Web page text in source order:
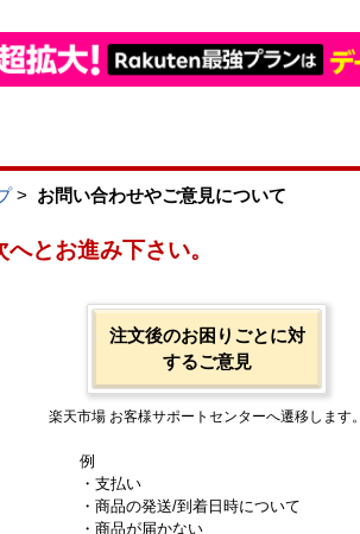
> お問い合わせやご意見について
とお進み下さい。
注文後のお困りごとに対
するご意見
楽天市場 お客様サポートセンターへ遷移します。
例
・支払い
・商品の発送/到着日時について
・商品が届かない